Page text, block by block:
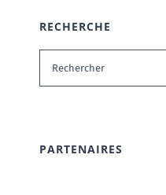
RECHERCHE
Rechercher:
PARTENAIRES